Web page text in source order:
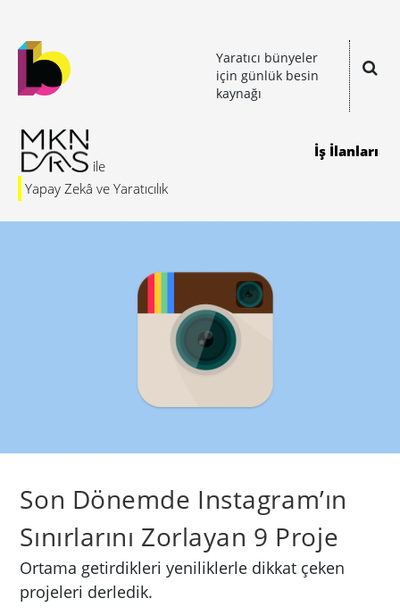
Yaratıcı bünyeler
için günlük besin
kaynağı
Yapay Zekâ ve Yaratıcılık
İş İlanları
Son Dönemde Instagram’ın
Sınırlarını Zorlayan 9 Proje
Ortama getirdikleri yeniliklerle dikkat çeken
projeleri derledik.